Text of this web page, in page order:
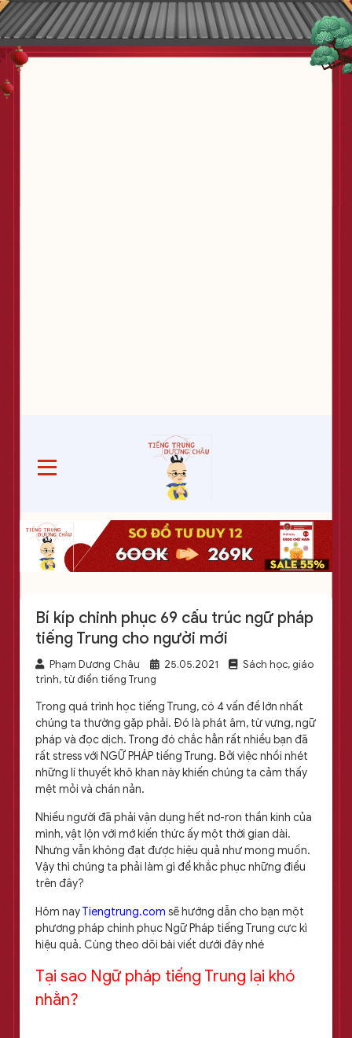
Bí kíp chinh phục 69 cấu trúc ngữ pháp
tiếng Trung cho người mới
Phạm Dương Châu 25.05.2021
Sách học, giáo
trình, từ điển tiếng Trung
Trong quá trình học tiếng Trung, có 4 vấn đề lớn nhất
chúng ta thường gặp phải. Đó là phát âm, từ vựng, ngữ
pháp và đọc dịch. Trong đó chắc hẳn rất nhiều bạn đã
rất stress với NGỮ PHÁP tiếng Trung. Bởi việc nhồi nhét
những lí thuyết khô khan này khiến chúng ta cảm thấy
mệt mỏi và chán nản.
Nhiều người đã phải vận dụng hết nơ-ron thần kinh của
mình, vật lộn với mớ kiến thức ấy một thời gian dài.
Nhưng vẫn không đạt được hiệu quả như mong muốn.
Vậy thì chúng ta phải làm gì để khắc phục những điều
trên đây?
Hôm nayTiengtrung.com sẽ hướng dẫn cho bạn một
phương pháp chinh phục Ngữ Pháp tiếng Trung cực kì
hiệu quả. Cùng theo dõi bài viết dưới đây nhé
Tại sao Ngữ pháp tiếng Trung lại khó
nhằn?